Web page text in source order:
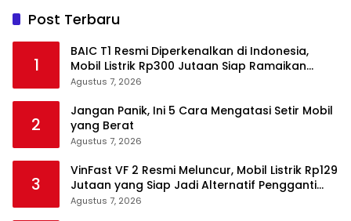
Post Terbaru
1
BAIC T1 Resmi Diperkenalkan di Indonesia,
Mobil Listrik Rp300 Jutaan Siap Ramaikan
Pasar EV
Agustus 7, 2026
2
Jangan Panik, Ini 5 Cara Mengatasi Setir Mobil
yang Berat
Agustus 7, 2026
3
VinFast VF 2 Resmi Meluncur, Mobil Listrik Rp129
Jutaan yang Siap Jadi Alternatif Pengganti
Motor
Agustus 7, 2026